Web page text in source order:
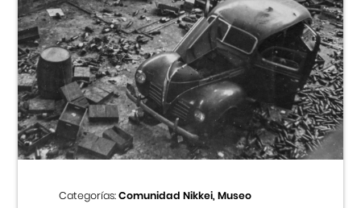
Categorías:Comunidad Nikkei, Museo